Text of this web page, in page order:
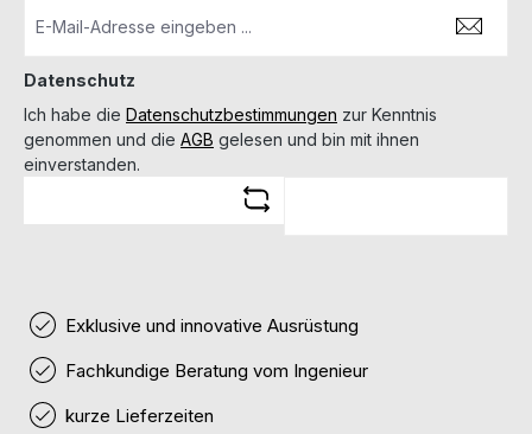
Datenschutz
Ich habe die Datenschutzbestimmungen zur Kenntnis
genommen und die AGB gelesen und bin mit ihnen
einverstanden.
Exklusive und innovative Ausrüstung
Fachkundige Beratung vom Ingenieur
kurze Lieferzeiten